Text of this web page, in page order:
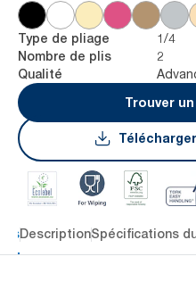
Type de pliage 1/4
Nombre de plis 2
Qualité
Trouver
DescriptionSpécifications